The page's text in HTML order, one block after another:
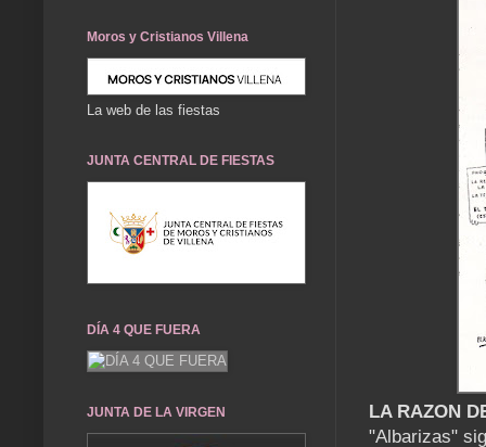
LA RAZON
"Albarizas"
Moros y Cristianos Villena
La web de las fiestas
JUNTA CENTRAL DE FIESTAS
DÍA 4 QUE FUERA
JUNTA DE LA VIRGEN